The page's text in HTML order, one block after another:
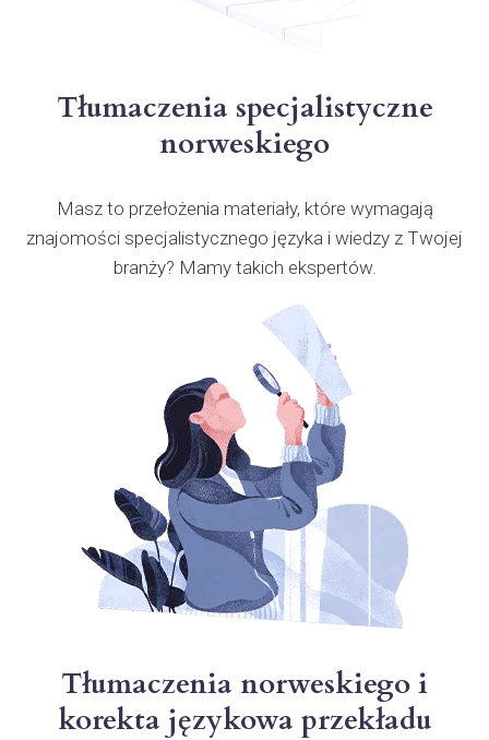
Tłumaczenia specjalistyczne
norweskiego
Masz to przełożenia materiały, które wymagają
znajomości specjalistycznego języka i wiedzy z Twojej
branży? Mamy takich ekspertów.
Tłumaczenia norweskiego i
korekta językowa przekładu